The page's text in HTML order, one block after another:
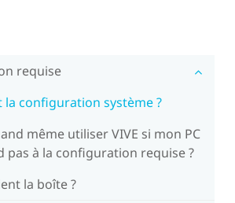
requise
la configuration système ?
même utiliser VIVE si mon PC
pas à la configuration requise ?
la boîte ?